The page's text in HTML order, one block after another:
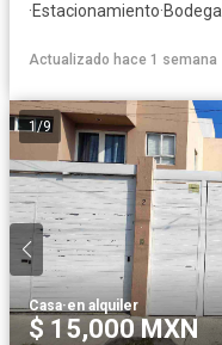
·Estacionamiento·Bodega
Actualizado hace 1 semana
1/9
Casa·en alquiler
$ 15,000 MXN